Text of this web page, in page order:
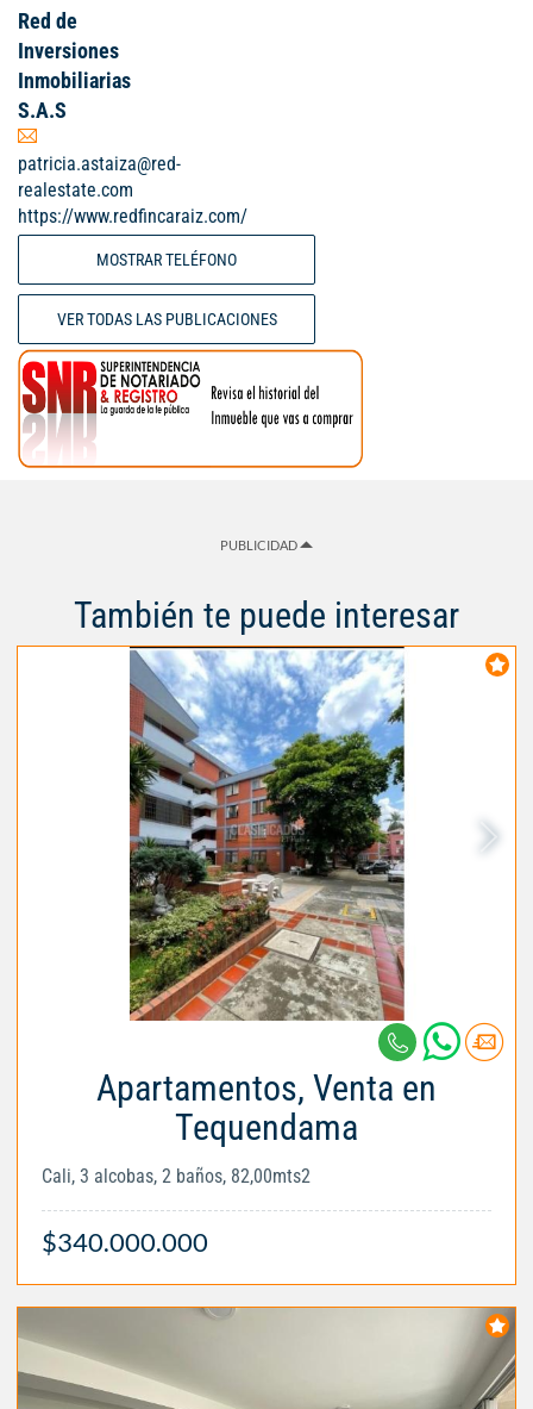
Red de
Inversiones
Inmobiliarias
S.A.S
patricia.astaiza@red-
realestate.com
https://www.redfincaraiz.com/
MOSTRAR TELÉFONO
VER TODAS LAS PUBLICACIONES
PUBLICIDAD
También te puede interesar
Apartamentos, Venta en
Tequendama
Cali, 3 alcobas, 2 baños, 82,00mts2
$340.000.000